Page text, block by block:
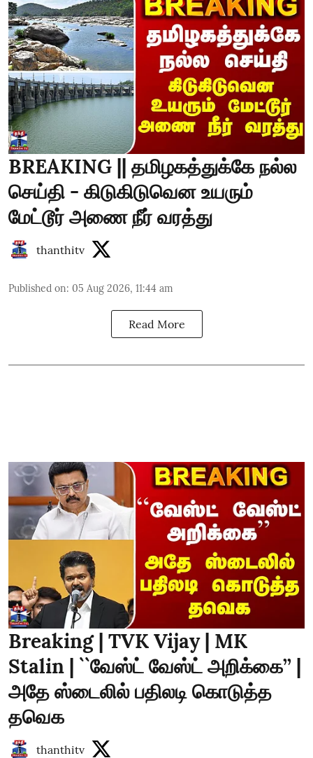
BREAKING || தமிழகத்துக்கே நல்ல
செய்தி - கிடுகிடுவென உயரும்
மேட்டூர் அணை நீர் வரத்து
thanthitv
Published on: 05 Aug 2026, 11:44 am
Read More
Breaking | TVK Vijay | MK
Stalin | ``வேஸ்ட் வேஸ்ட் அறிக்கை’’ |
அதே ஸ்டைலில் பதிலடி கொடுத்த
தவெக
thanthitv